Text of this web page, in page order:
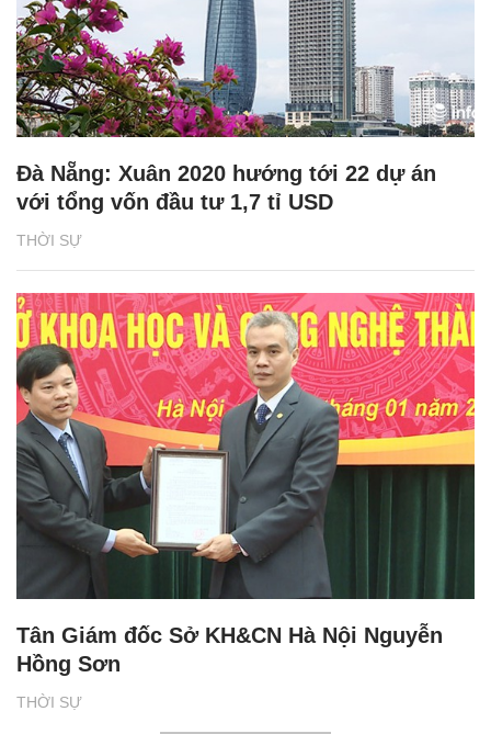
THỜI SỰ
Đà Nẵng: Xuân 2020 hướng tới 22 dự án
với tổng vốn đầu tư 1,7 tỉ USD
THỜI SỰ
Tân Giám đốc Sở KH&CN Hà Nội Nguyễn
Hồng Sơn